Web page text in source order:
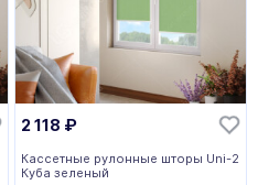
2 118 ₽
Кассетные рулонные шторы Uni-2
Куба зеленый